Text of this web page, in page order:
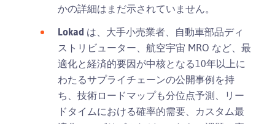
かの詳細はまだ示されていません。
Lokad は、大手小売業者、自動車部品ディ
ストリビューター、航空宇宙 MRO など、最
適化と経済的要因が中核となる10年以上に
わたるサプライチェーンの公開事例を持
ち、技術ロードマップも分位点予測、リー
ドタイムにおける確率的需要、カスタム最